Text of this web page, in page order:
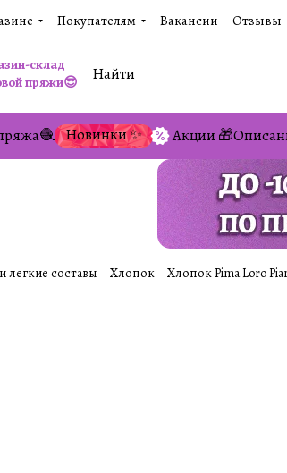
Покупателям Вакансии Отзывы
склад
пряжи😎
Новинки ✨ Акции 🎁
легкие составы Хлопок Хлопок Pima Loro